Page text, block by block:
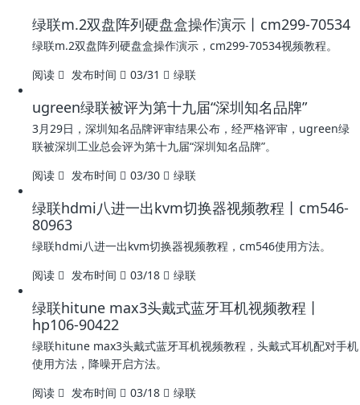
绿联m.2双盘阵列硬盘盒操作演示丨cm299-70534
绿联m.2双盘阵列硬盘盒操作演示，cm299-70534视频教程。
阅读
发布时间 03/31 绿联
ugreen绿联被评为第十九届“深圳知名品牌”
3月29日，深圳知名品牌评审结果公布，经严格评审，ugreen绿
联被深圳工业总会评为第十九届“深圳知名品牌”。
阅读
发布时间 03/30 绿联
绿联hdmi八进一出kvm切换器视频教程丨cm546-
80963
绿联hdmi八进一出kvm切换器视频教程，cm546使用方法。
阅读
发布时间 03/18 绿联
绿联hitune max3头戴式蓝牙耳机视频教程丨
hp106-90422
绿联hitune max3头戴式蓝牙耳机视频教程，头戴式耳机配对手机
使用方法，降噪开启方法。
阅读
发布时间 03/18 绿联